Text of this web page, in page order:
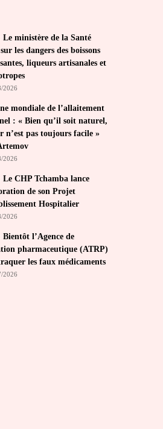
Le ministère de la Santé
les dangers des boissons
liqueurs artisanales et
2026
mondiale de l’allaitement
: « Bien qu’il soit naturel,
n’est pas toujours facile »
2026
Le CHP Tchamba lance
de son Projet
Hospitalier
2026
Bientôt l’Agence de
pharmaceutique (ATRP)
les faux médicaments
2026